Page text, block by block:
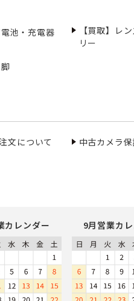
池・充電器
【買取】レ
リー
文について 中古カメラ
カレンダー 9月営業カ